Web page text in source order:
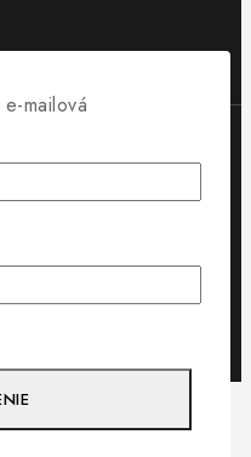
Theme byAvanam
mailová